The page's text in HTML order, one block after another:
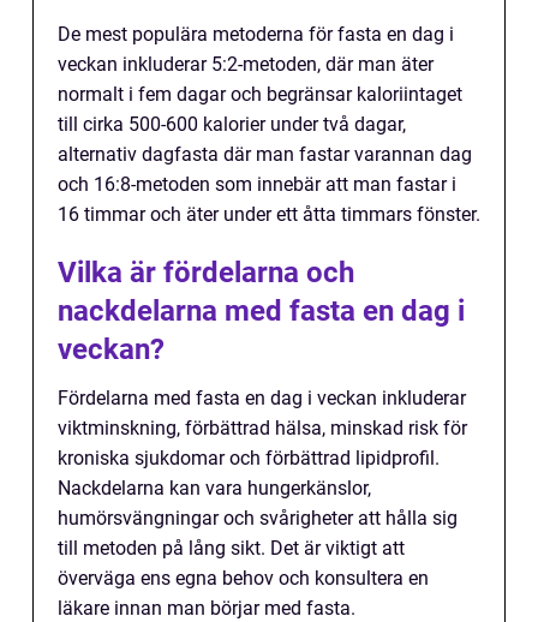
De mest populära metoderna för fasta en dag i
veckan inkluderar 5:2-metoden, där man äter
normalt i fem dagar och begränsar kaloriintaget
till cirka 500-600 kalorier under två dagar,
alternativ dagfasta där man fastar varannan dag
och 16:8-metoden som innebär att man fastar i
16 timmar och äter under ett åtta timmars fönster.
Vilka är fördelarna och
nackdelarna med fasta en dag i
veckan?
Fördelarna med fasta en dag i veckan inkluderar
viktminskning, förbättrad hälsa, minskad risk för
kroniska sjukdomar och förbättrad lipidprofil.
Nackdelarna kan vara hungerkänslor,
humörsvängningar och svårigheter att hålla sig
till metoden på lång sikt. Det är viktigt att
överväga ens egna behov och konsultera en
läkare innan man börjar med fasta.